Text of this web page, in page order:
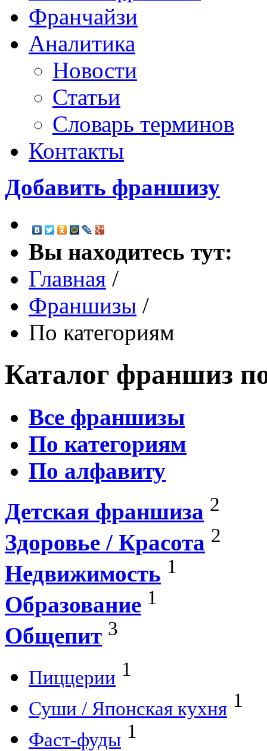
Франчайзи
Аналитика
Новости
Статьи
Словарь терминов
Контакты
Добавить франшизу
Вы находитесь тут:
Главная /
Франшизы /
По категориям
Каталог франшиз
Все франшизы
По категориям
По алфавиту
Детская франшиза 2
Здоровье / Красота 2
Недвижимость 1
Образование 1
Общепит 3
Пиццерии 1
Суши / Японская кухня 1
Фаст-фуды 1